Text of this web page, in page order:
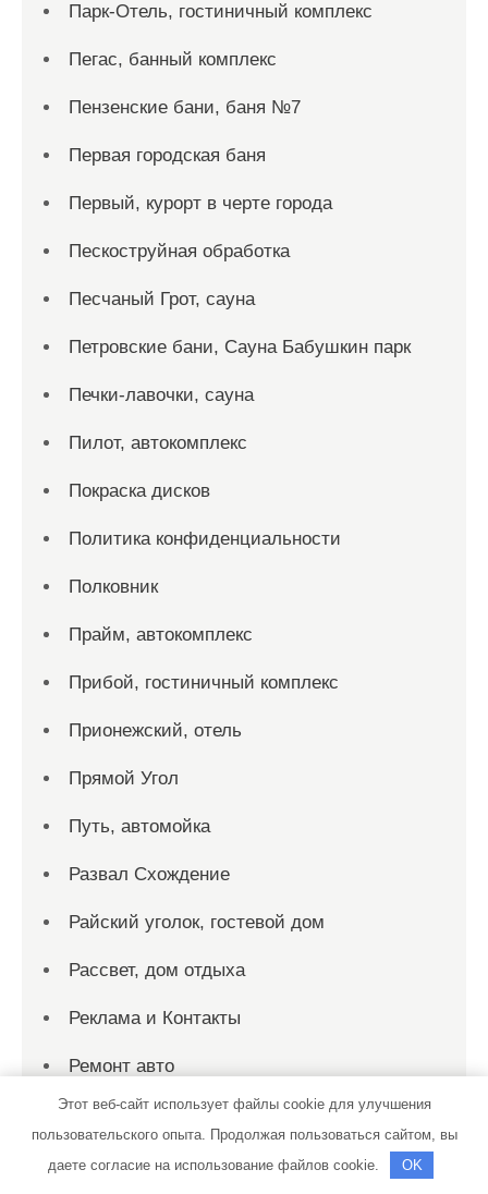
Парк-Отель, гостиничный комплекс
Пегас, банный комплекс
Пензенские бани, баня №7
Первая городская баня
Первый, курорт в черте города
Пескоструйная обработка
Песчаный Грот, сауна
Петровские бани, Сауна Бабушкин парк
Печки-лавочки, сауна
Пилот, автокомплекс
Покраска дисков
Политика конфиденциальности
Полковник
Прайм, автокомплекс
Прибой, гостиничный комплекс
Прионежский, отель
Прямой Угол
Путь, автомойка
Развал Схождение
Райский уголок, гостевой дом
Рассвет, дом отдыха
Реклама и Контакты
Ремонт авто
Ремонт Выхлопных Систем
Русалка, гостиничный комплекс
Этот веб-сайт использует файлы cookie для улучшения
пользовательского опыта. Продолжая пользоваться сайтом, вы
даете согласие на использование файлов cookie.
OK